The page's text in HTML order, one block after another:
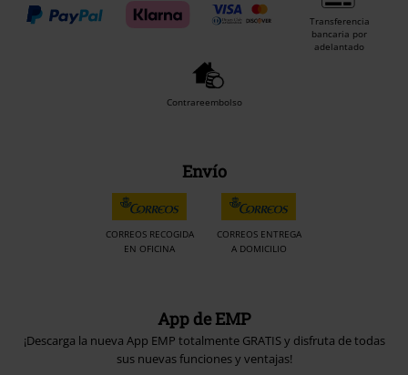
Transferencia
bancaria por
adelantado
Contrareembolso
Envío
CORREOS RECOGIDA
EN OFICINA
CORREOS ENTREGA
A DOMICILIO
App de EMP
¡Descarga la nueva App EMP totalmente GRATIS y disfruta de todas
sus nuevas funciones y ventajas!